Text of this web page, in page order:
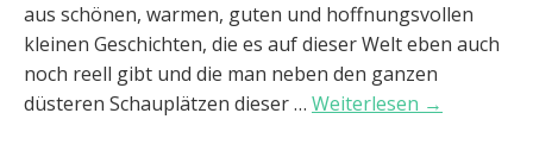
aus schönen, warmen, guten und hoffnungsvollen
kleinen Geschichten, die es auf dieser Welt eben auch
noch reell gibt und die man neben den ganzen
düsteren Schauplätzen dieser … Weiterlesen →